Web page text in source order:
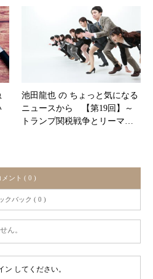
池田龍也 の ちょっと気になる
ニュースから 【第19回】～
トランプ関税戦争とリーマ…
メント ( 0 )
クバック ( 0 )
ん。
ン してください。